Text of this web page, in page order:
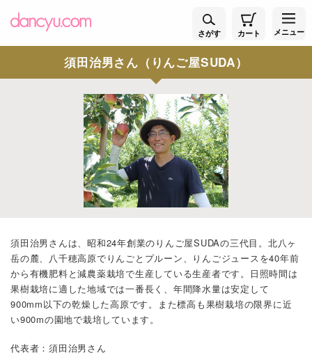
さがす カート メニュー
須田治男さん（りんご屋SUDA）
須田治男さんは、昭和24年創業のりんご屋SUDAの三代目。北八ヶ
岳の麓、八千穂高原でりんごとプルーン、りんごジュースを40年前
から有機肥料と減農薬栽培で生産している生産者です。日照時間は
果樹栽培に適した地域では一番長く、年間降水量は安定して
900mm以下の乾燥した高原です。また標高も果樹栽培の限界に近
い900mの園地で栽培しています。
代表者：須田治男さん